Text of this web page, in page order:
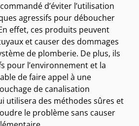
d’éviter l’utilisation
agressifs pour déboucher
effet, ces produits peuvent
et causer des dommages
de plomberie. De plus, ils
pour l’environnement et la
de faire appel à une
de canalisation
utilisera des méthodes sûres et
le problème sans causer